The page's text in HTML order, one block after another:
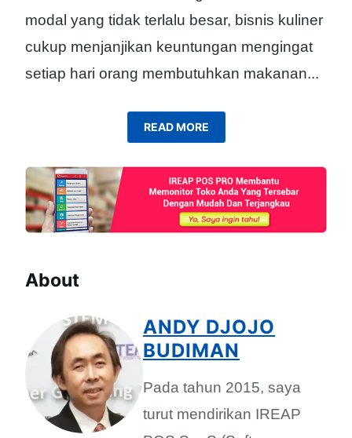
modal yang tidak terlalu besar, bisnis kuliner
cukup menjanjikan keuntungan mengingat
setiap hari orang membutuhkan makanan...
READ MORE
About
ANDY DJOJO
BUDIMAN
Pada tahun 2015, saya
turut mendirikan IREAP